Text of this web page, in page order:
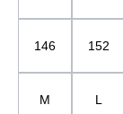
146 152
M L